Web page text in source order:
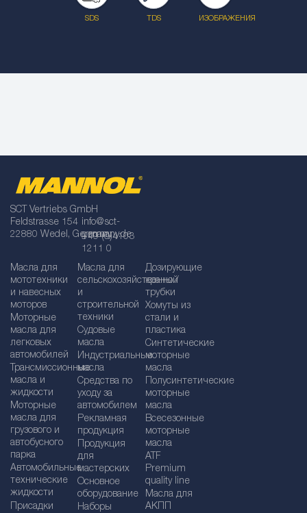
SDS TDS ИЗОБРАЖЕНИЯ
SCT Vertriebs GmbH
Feldstrasse 154
22880 Wedel, Germany
info@sct-
germany.de
+49 (0)4103
1211 0
Масла для
мототехники
и навесных
моторов
Моторные
масла для
легковых
автомобилей
Трансмиссионные
масла и
жидкости
Моторные
масла для
грузового и
автобусного
парка
Автомобильные
технические
жидкости
Присадки
Масла для
сельскохозяйственной
и
строительной
техники
Судовые
масла
Индустриальные
масла
Средства по
уходу за
автомобилем
Рекламная
продукция
Продукция
для
мастерских
Основное
оборудование
Наборы
Дозирующие
краны /
трубки
Хомуты из
стали и
пластика
Синтетические
моторные
масла
Полусинтетические
моторные
масла
Bсесезонные
моторные
масла
ATF
Premium
quality line
Масла для
АКПП